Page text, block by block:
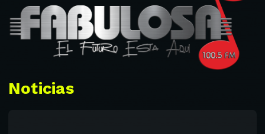
Noticias